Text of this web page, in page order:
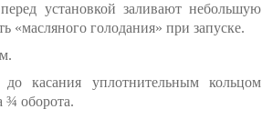
установкой заливают небольшую
«масляного голодания» при запуске.
касания уплотнительным кольцом
¾ оборота.